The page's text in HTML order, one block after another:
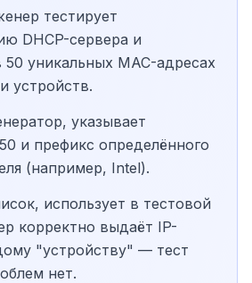
тестирует
DHCP-сервера и
50 уникальных MAC-адресах
устройств.
указывает
и префикс определённого
(например, Intel).
использует в тестовой
корректно выдаёт IP-
"устройству" — тест
нет.